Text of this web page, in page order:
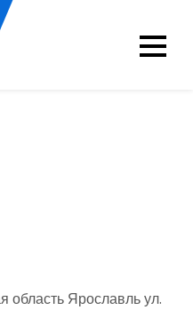
область Ярославль ул.